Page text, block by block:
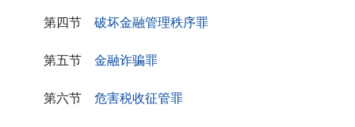
第四节 破坏金融管理秩序罪
第五节 金融诈骗罪
第六节 危害税收征管罪